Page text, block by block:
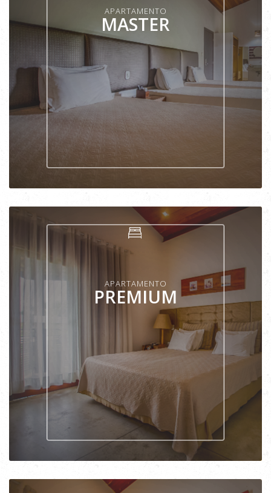
APARTAMENTO
MASTER
VER APARTAMENTO
APARTAMENTO
PREMIUM